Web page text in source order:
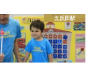
五反田駅